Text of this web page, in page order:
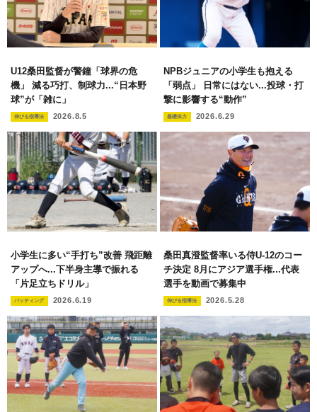
U12桑田監督が警鐘「球界の危
機」 減る巧打、制球力...“日本野
球”が「雑に」
伸びる指導法 2026.8.5
NPBジュニアの小学生も抱える
「弱点」 日常にはない...投球・打
撃に影響する“動作”
基礎体力 2026.6.29
小学生に多い“手打ち”改善 飛距離
アップへ...下半身主導で振れる
「片足立ちドリル」
バッティング 2026.6.19
桑田真澄監督率いる侍U-12のコー
チ決定 8月にアジア選手権...代表
選手を動画で募集中
伸びる指導法 2026.5.28